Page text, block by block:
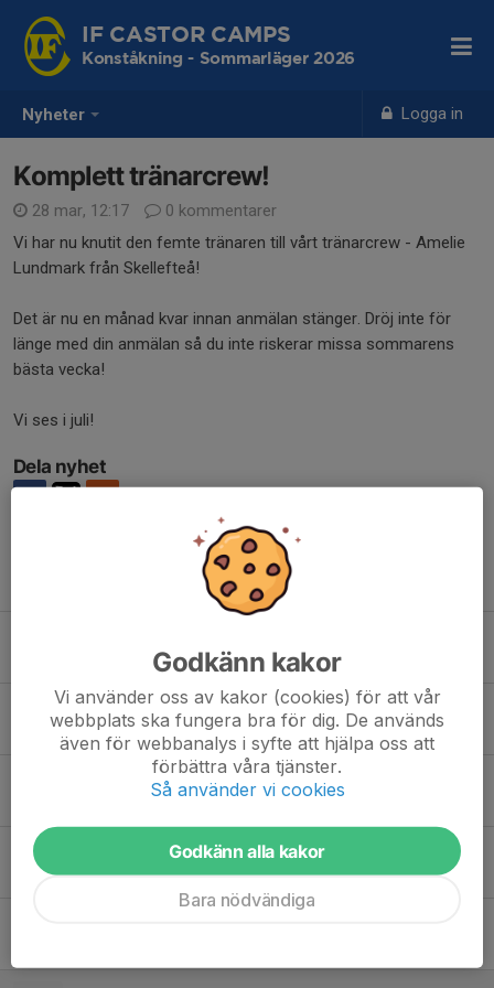
Nyheter Logga in
IF CASTOR CAMPS
Konståkning - Sommarläger 2026
Komplett tränarcrew!
28 mar, 12:17
0 kommentarer
Vi har nu knutit den femte tränaren till vårt tränarcrew - Amelie
Lundmark från Skellefteå!
Det är nu en månad kvar innan anmälan stänger. Dröj inte för
länge med din anmälan så du inte riskerar missa sommarens
bästa vecka!
Vi ses i juli!
Dela nyhet
30 jun, 09:32 0
Lägertröja CC 2026
18 jun, 10:42 0
Lägertröja CC 2026
Lägerboendet fullt!
11 maj, 07:22 0
Godkänn kakor
Vi använder oss av kakor (cookies) för att vår
webbplats ska fungera bra för dig. De används
även för webbanalys i syfte att hjälpa oss att
förbättra våra tjänster.
Så använder vi cookies
Godkänn alla kakor
Bara nödvändiga